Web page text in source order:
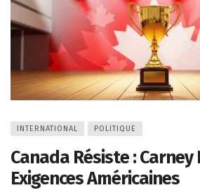
INTERNATIONAL POLITIQUE
Canada Résiste : Carney
Exigences Américaines